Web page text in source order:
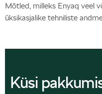
Mõtled, milleks Enyaq veel
üksikasjalike tehniliste
Küsi